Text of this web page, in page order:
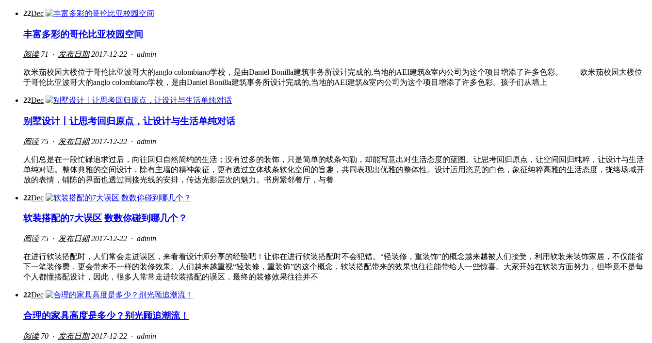
22Dec
丰富多彩的哥伦比亚校园空间
阅读 71 · 发布日期 2017-12-22 · admin
欧米茄校园大楼位于哥伦比亚波哥大的anglo colombiano学校，是由Daniel Bonilla建筑事务所设计完成的,当地的AEI建筑&室内公司为这个项目增添了许多色彩。 欧米茄校园大楼位
于哥伦比亚波哥大的anglo colombiano学校，是由Daniel Bonilla建筑事务所设计完成的,当地的AEI建筑&室内公司为这个项目增添了许多色彩。孩子们从墙上
22Dec
别墅设计丨让思考回归原点，让设计与生活单纯对话
阅读 75 · 发布日期 2017-12-22 · admin
人们总是在一段忙碌追求过后，向往回归自然简约的生活；没有过多的装饰，只是简单的线条勾勒，却能写意出对生活态度的蓝图。让思考回归原点，让空间回归纯粹，让设计与生活
单纯对话。整体典雅的空间设计，除有主墙的精神象征，更有透过立体线条软化空间的旨趣，共同表现出优雅的整体性。设计运用恣意的白色，象征纯粹高雅的生活态度，拢络场域开
放的表情，铺陈的界面也透过间接光线的安排，传达光影层次的魅力。书房紧邻餐厅，与餐
22Dec
软装搭配的7大误区 数数你碰到哪几个？
阅读 75 · 发布日期 2017-12-22 · admin
在进行软装搭配时，人们常会走进误区，来看看设计师分享的经验吧！让你在进行软装搭配时不会犯错。“轻装修，重装饰”的概念越来越被人们接受，利用软装来装饰家居，不仅能省
下一笔装修费，更会带来不一样的装修效果。人们越来越重视“轻装修，重装饰”的这个概念，软装搭配带来的效果也往往能带给人一些惊喜。大家开始在软装方面努力，但毕竟不是每
个人都懂搭配设计，因此，很多人常常走进软装搭配的误区，最终的装修效果往往并不
22Dec
合理的家具高度是多少？别光顾追潮流！
阅读 70 · 发布日期 2017-12-22 · admin